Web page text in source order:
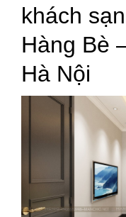
khách
Hàng Bè
Hà Nội